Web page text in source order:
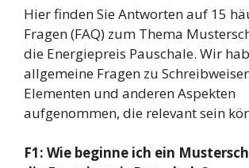
Hier finden Sie Antworten auf 15
Fragen (FAQ) zum Thema
die Energiepreis Pauschale. Wir
allgemeine Fragen zu
Elementen und anderen Aspekten
aufgenommen, die relevant sein
F1: Wie beginne ich ein